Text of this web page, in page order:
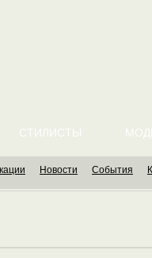
СТИЛИСТЫ
Новости События